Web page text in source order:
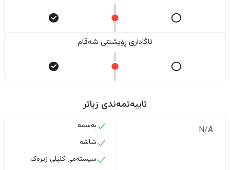
ئاگاداری ڕۆیشتنی شەقام
تایبەتمەندی زیاتر
N/A
بەسمە
شاشە
سیستەمی کلیلی زیرەک